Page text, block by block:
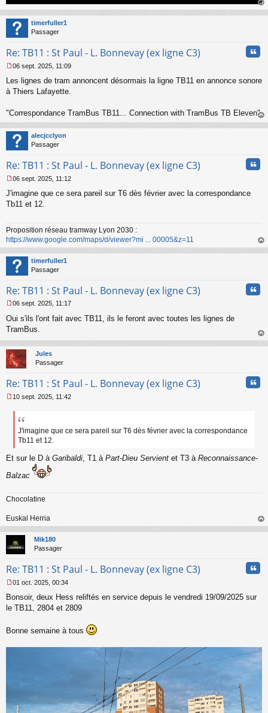
n
l
u
au
timerfuller1
Passager
Re: TB11 : St Paul - L. Bonnevay (ex ligne C3)
e
s
a
g
n
o
l
u
06 sept. 2025, 11:09
Les lignes de tram annoncent désormais la ligne TB11 en annonce sonore
à Thiers Lafayette.
"Correspondance TramBus TB11... Connection with TramBus TB Eleven"
au
alecjcclyon
Passager
Re: TB11 : St Paul - L. Bonnevay (ex ligne C3)
e
s
g
e
n
o
n
l
06 sept. 2025, 11:12
J'imagine que ce sera pareil sur T6 dès février avec la correspondance
Tb11 et 12.
Proposition réseau tramway Lyon 2030 :
https://www.google.com/maps/d/viewer?mi ... 00005&z=11
au
timerfuller1
Passager
Re: TB11 : St Paul - L. Bonnevay (ex ligne C3)
e
s
a
g
e
o
l
06 sept. 2025, 11:17
Oui s'ils l'ont fait avec TB11, ils le feront avec toutes les lignes de
TramBus.
au
Jules
Passager
Re: TB11 : St Paul - L. Bonnevay (ex ligne C3)
e
g
e
o
u
10 sept. 2025, 11:42
J'imagine que ce sera pareil sur T6 dès février avec la correspondance
Tb11 et 12.
Et sur le D à Garibaldi , T1 à Part-Dieu Servient et T3 à Reconnaissance-
Balzac
Chocolatine
Euskal Herria
au
Mik180
Passager
Re: TB11 : St Paul - L. Bonnevay (ex ligne C3)
e
s
g
01 oct. 2025, 00:34
Bonsoir, deux Hess reliftés en service depuis le vendredi 19/09/2025 sur
le TB11, 2804 et 2809
Bonne semaine à tous